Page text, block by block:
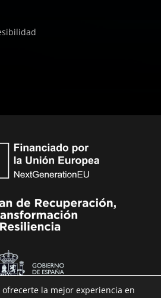
la mejor experiencia en